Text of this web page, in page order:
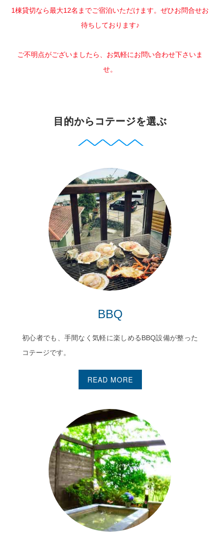
1棟貸切なら最大12名までご宿泊いただけます。ぜひお問合せお
待ちしております♪
ご不明点がございましたら、お気軽にお問い合わせ下さいま
せ。
目的からコテージを選ぶ
BBQ
初心者でも、手間なく気軽に楽しめるBBQ設備が整った
コテージです。
READ MORE